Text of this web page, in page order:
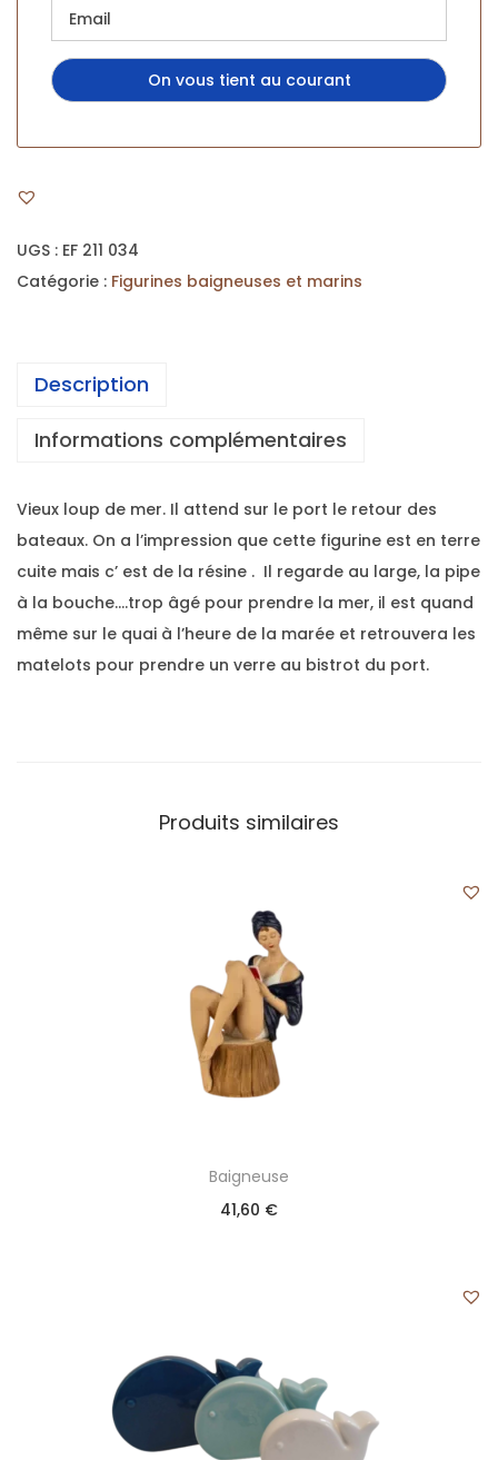
UGS : EF 211 034
Catégorie : Figurines baigneuses et marins
Description
Informations complémentaires
Vieux loup de mer. Il attend sur le port le retour des
bateaux. On a l’impression que cette figurine est en terre
cuite mais c’ est de la résine . Il regarde au large, la pipe
à la bouche….trop âgé pour prendre la mer, il est quand
même sur le quai à l’heure de la marée et retrouvera les
matelots pour prendre un verre au bistrot du port.
Produits similaires
Baigneuse
41,60 €